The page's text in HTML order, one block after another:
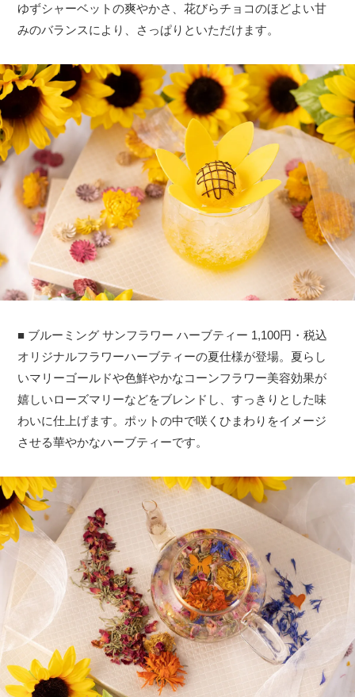
ゆずシャーベットの爽やかさ、花びらチョコのほどよい甘
みのバランスにより、さっぱりといただけます。
■ ブルーミング サンフラワー ハーブティー 1,100円・税込
オリジナルフラワーハーブティーの夏仕様が登場。夏らし
いマリーゴールドや色鮮やかなコーンフラワー美容効果が
嬉しいローズマリーなどをブレンドし、すっきりとした味
わいに仕上げます。ポットの中で咲くひまわりをイメージ
させる華やかなハーブティーです。